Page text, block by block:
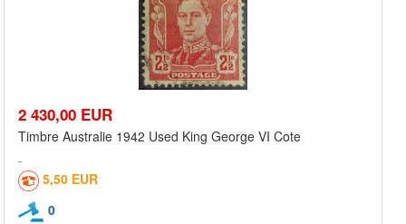
2 430,00 EUR
Timbre Australie 1942 Used King George VI Cote
5,50 EUR
0